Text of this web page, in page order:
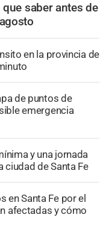
saber antes de
en la provincia de
de puntos de
emergencia
y una jornada
ciudad de Santa Fe
en Santa Fe por el
afectadas y cómo